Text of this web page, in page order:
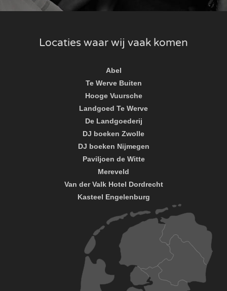
Locaties waar wij vaak komen
Abel
Te Werve Buiten
Hooge Vuursche
Landgoed Te Werve
De Landgoederij
DJ boeken Zwolle
DJ boeken Nijmegen
Paviljoen de Witte
Mereveld
Van der Valk Hotel Dordrecht
Kasteel Engelenburg